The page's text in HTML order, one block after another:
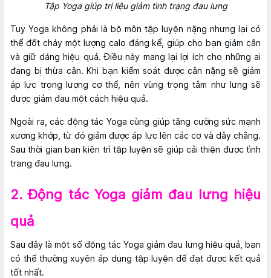
Tập Yoga giúp trị liệu giảm tình trạng đau lưng
Tuy Yoga không phải là bộ môn tập luyện nặng nhưng lại có
thể đốt cháy một lượng calo đáng kể, giúp cho bạn giảm cân
và giữ dáng hiệu quả. Điều này mang lại lợi ích cho những ai
đang bị thừa cân. Khi bạn kiểm soát được cân nặng sẽ giảm
áp lực trọng lượng cơ thể, nên vùng trọng tâm như lưng sẽ
được giảm đau một cách hiệu quả.
Ngoài ra, các động tác Yoga cùng giúp tăng cường sức mạnh
xương khớp, từ đó giảm được áp lực lên các cơ và dây chằng.
Sau thời gian bạn kiên trì tập luyện sẽ giúp cải thiện được tình
trạng đau lưng.
2. Động tác Yoga giảm đau lưng hiệu
quả
Sau đây là một số động tác Yoga giảm đau lưng hiệu quả, bạn
có thể thường xuyên áp dụng tập luyện để đạt được kết quả
tốt nhất.